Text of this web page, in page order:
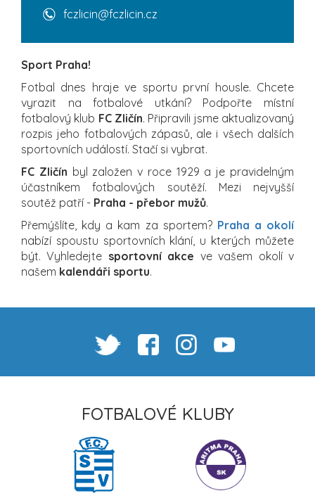
fczlicin@fczlicin.cz
Sport Praha!
Fotbal dnes hraje ve sportu první housle. Chcete
vyrazit na fotbalové utkání? Podpořte místní
fotbalový klub FC Zličín. Připravili jsme aktualizovaný
rozpis jeho fotbalových zápasů, ale i všech dalších
sportovních událostí. Stačí si vybrat.
FC Zličín byl založen v roce 1929 a je pravidelným
účastníkem fotbalových soutěží. Mezi nejvyšší
soutěž patří - Praha - přebor mužů.
Přemýšlíte, kdy a kam za sportem? Praha a okolí
nabízí spoustu sportovních klání, u kterých můžete
být. Vyhledejte sportovní akce ve vašem okolí v
našem kalendáři sportu.
FOTBALOVÉ KLUBY